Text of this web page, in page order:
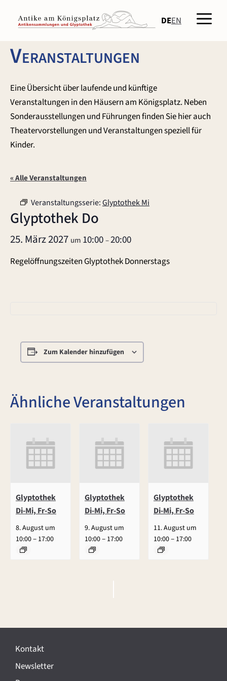
Inhalt
springen
DEEN
Veranstaltungen
Eine Übersicht über laufende und künftige
Veranstaltungen in den Häusern am Königsplatz. Neben
Sonderausstellungen und Führungen finden Sie hier auch
Theatervorstellungen und Veranstaltungen speziell für
Kinder.
« Alle Veranstaltungen
Veranstaltungsserie:Glyptothek Mi
Glyptothek Do
25. März 2027 um 10:00–20:00
Regelöffnungszeiten Glyptothek Donnerstags
Zum Kalender hinzufügen
Ähnliche Veranstaltungen
Glyptothek
Di-Mi, Fr-So
8. August um
10:00– 17:00
Glyptothek
Di-Mi, Fr-So
9. August um
10:00– 17:00
Glyptothek
Di-Mi, Fr-So
11. August um
10:00– 17:00
e
a
n
Kontakt
Newsletter